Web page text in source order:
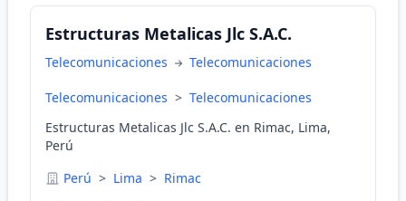
Estructuras Metalicas Jlc S.A.C.
Telecomunicaciones Telecomunicaciones
Telecomunicaciones > Telecomunicaciones
Estructuras Metalicas Jlc S.A.C. en Rimac, Lima,
Perú
Perú > Lima > Rimac